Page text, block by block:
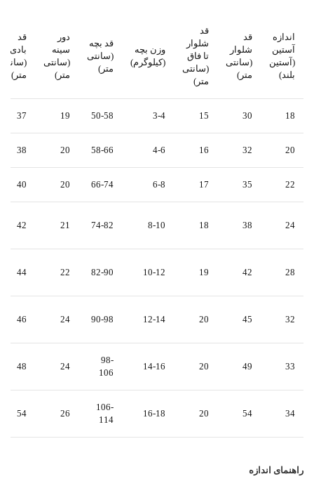
اندازه
آستین
(آستین
بلند)
قد
شلوار
(سانتی
متر)
قد
شلوار
تا فاق
(سانتی
متر)
وزن بچه
(کیلوگرم)
قد بچه
(سانتی
متر)
دور
سینه
(سانتی
متر)
قد
بادی
(سانتی
متر)
18
30
15
3-4
50-58
19
37
20
32
16
4-6
58-66
20
38
22
35
17
6-8
66-74
20
40
24
38
18
8-10
74-82
21
42
28
42
19
10-12
82-90
22
44
32
45
20
12-14
90-98
24
46
33
49
20
14-16
98-
106
24
48
34
54
20
16-18
106-
114
26
54
راهنمای اندازه